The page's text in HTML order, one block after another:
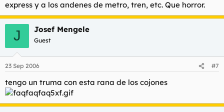
express y a los andenes de metro, tren, etc. Que horror.
J Josef Mengele
Guest
23 Sep 2006 #7
tengo un truma con esta rana de los cojones